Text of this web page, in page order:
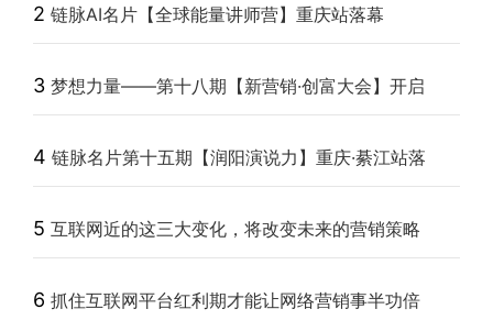
2 链脉AI名片【全球能量讲师营】重庆站落幕
3 梦想力量——第十八期【新营销·创富大会】开启
4 链脉名片第十五期【润阳演说力】重庆·綦江站落
5 互联网近的这三大变化，将改变未来的营销策略
6 抓住互联网平台红利期才能让网络营销事半功倍